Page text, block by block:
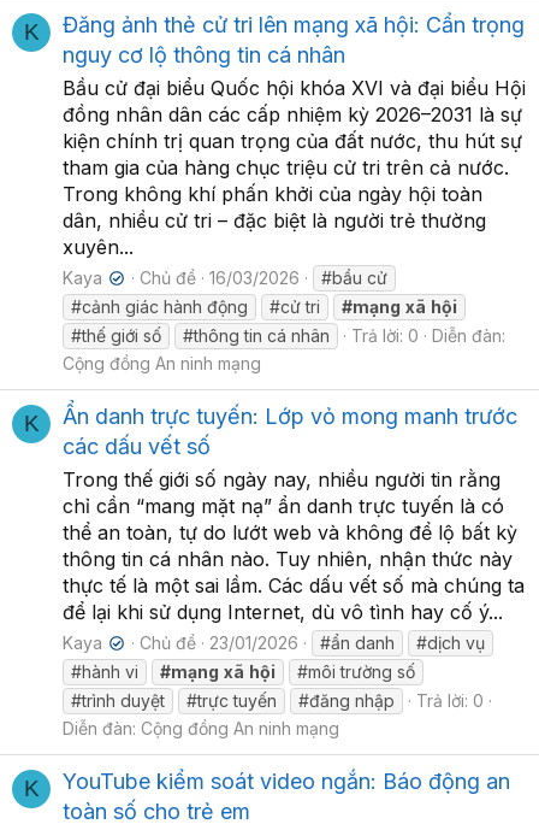
K
Đăng ảnh thẻ cử tri lên mạng xã hội: Cẩn trọng
nguy cơ lộ thông tin cá nhân
Bầu cử đại biểu Quốc hội khóa XVI và đại biểu Hội
đồng nhân dân các cấp nhiệm kỳ 2026–2031 là sự
kiện chính trị quan trọng của đất nước, thu hút sự
tham gia của hàng chục triệu cử tri trên cả nước.
Trong không khí phấn khởi của ngày hội toàn
dân, nhiều cử tri – đặc biệt là người trẻ thường
xuyên...
Kaya ✔ Chủ đề 16/03/2026
#bầu cử
#cảnh giác hành động
#cử tri #mạng xã hội
#thế giới số
#thông tin cá nhân Trả lời: 0
Diễn đàn:
Cộng đồng An ninh mạng
K
Ẩn danh trực tuyến: Lớp vỏ mong manh trước
các dấu vết số
Trong thế giới số ngày nay, nhiều người tin rằng
chỉ cần “mang mặt nạ” ẩn danh trực tuyến là có
thể an toàn, tự do lướt web và không để lộ bất kỳ
thông tin cá nhân nào. Tuy nhiên, nhận thức này
thực tế là một sai lầm. Các dấu vết số mà chúng ta
để lại khi sử dụng Internet, dù vô tình hay cố ý...
Kaya ✔ Chủ đề 23/01/2026 #ẩn danh
#dịch vụ
#hành vi
#mạng xã hội
#môi trường số
#trình duyệt
#trực tuyến #đăng nhập
Trả lời: 0
Diễn đàn: Cộng đồng An ninh mạng
K
YouTube kiểm soát video ngắn: Báo động an
toàn số cho trẻ em